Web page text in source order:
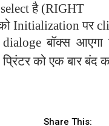
है (RIGHT
Initializationपर
dialoge बॉक्स
को एक बार बंद
Share This: